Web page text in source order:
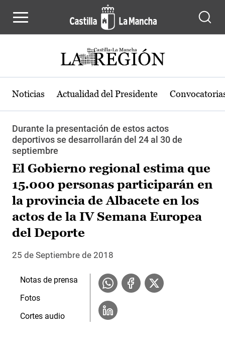
Noticias Actualidad del Presidente
Durante la presentación de estos actos
deportivos se desarrollarán del 24 al 30 de
septiembre
El Gobierno regional estima que
15.000 personas participarán en
la provincia de Albacete en los
actos de la IV Semana Europea
del Deporte
25 de Septiembre de 2018
Notas de prensa
Fotos
Cortes audio